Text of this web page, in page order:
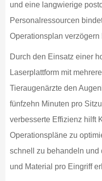
und eine langwierige
Personalressourcen
Operationsplan verzögern
Durch den Einsatz einer
Laserplattform mit
Tieraugenärzte den
fünfzehn Minuten pro
verbesserte Effizienz hilft
Operationspläne zu
schnell zu behandeln und
und Material pro Eingriff